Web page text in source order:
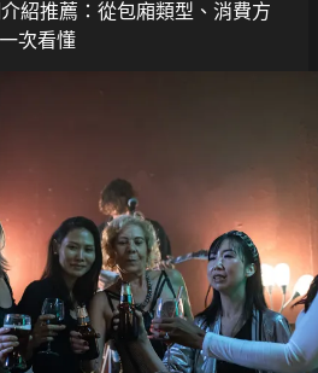
紹推薦：從包廂類型、消費方
次看懂